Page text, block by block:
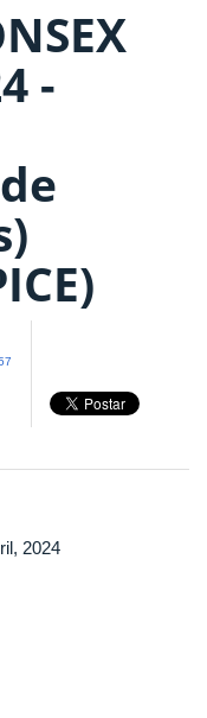
-
2024